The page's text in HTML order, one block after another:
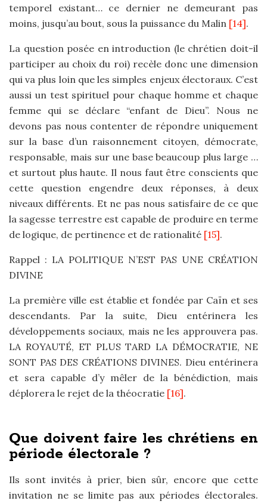
temporel existant… ce dernier ne demeurant pas
moins, jusqu’au bout, sous la puissance du Malin [14].
La question posée en introduction (le chrétien doit-il
participer au choix du roi) recèle donc une dimension
qui va plus loin que les simples enjeux électoraux. C’est
aussi un test spirituel pour chaque homme et chaque
femme qui se déclare “enfant de Dieu”. Nous ne
devons pas nous contenter de répondre uniquement
sur la base d’un raisonnement citoyen, démocrate,
responsable, mais sur une base beaucoup plus large …
et surtout plus haute. Il nous faut être conscients que
cette question engendre deux réponses, à deux
niveaux différents. Et ne pas nous satisfaire de ce que
la sagesse terrestre est capable de produire en terme
de logique, de pertinence et de rationalité [15].
Rappel : LA POLITIQUE N’EST PAS UNE CRÉATION
DIVINE
La première ville est établie et fondée par Caïn et ses
descendants. Par la suite, Dieu entérinera les
développements sociaux, mais ne les approuvera pas.
LA ROYAUTÉ, ET PLUS TARD LA DÉMOCRATIE, NE
SONT PAS DES CRÉATIONS DIVINES. Dieu entérinera
et sera capable d’y mêler de la bénédiction, mais
déplorera le rejet de la théocratie [16].
Que doivent faire les chrétiens en
période électorale ?
Ils sont invités à prier, bien sûr, encore que cette
invitation ne se limite pas aux périodes électorales.